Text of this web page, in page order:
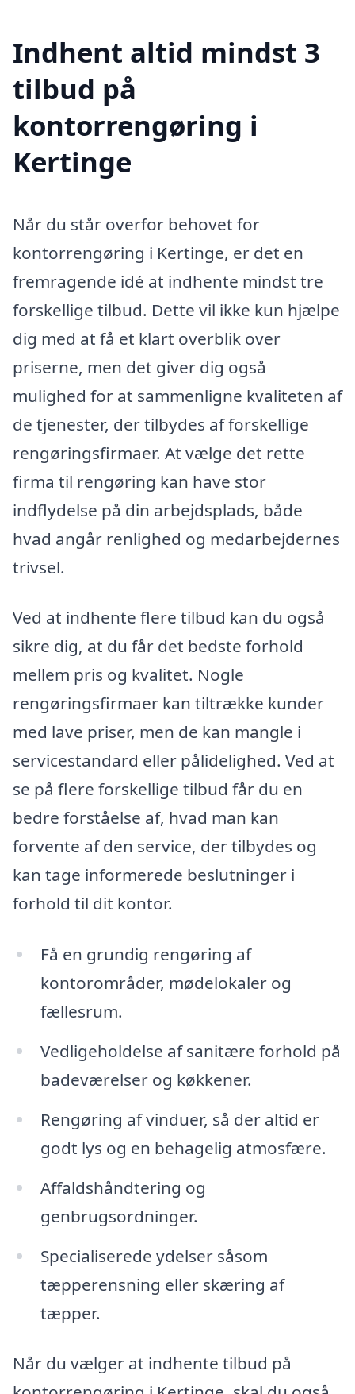
Indhent altid mindst 3
tilbud på
kontorrengøring i
Kertinge
Når du står overfor behovet for
kontorrengøring i Kertinge, er det en
fremragende idé at indhente mindst tre
forskellige tilbud. Dette vil ikke kun hjælpe
dig med at få et klart overblik over
priserne, men det giver dig også
mulighed for at sammenligne kvaliteten af
de tjenester, der tilbydes af forskellige
rengøringsfirmaer. At vælge det rette
firma til rengøring kan have stor
indflydelse på din arbejdsplads, både
hvad angår renlighed og medarbejdernes
trivsel.
Ved at indhente flere tilbud kan du også
sikre dig, at du får det bedste forhold
mellem pris og kvalitet. Nogle
rengøringsfirmaer kan tiltrække kunder
med lave priser, men de kan mangle i
servicestandard eller pålidelighed. Ved at
se på flere forskellige tilbud får du en
bedre forståelse af, hvad man kan
forvente af den service, der tilbydes og
kan tage informerede beslutninger i
forhold til dit kontor.
Få en grundig rengøring af
kontorområder, mødelokaler og
fællesrum.
Vedligeholdelse af sanitære forhold på
badeværelser og køkkener.
Rengøring af vinduer, så der altid er
godt lys og en behagelig atmosfære.
Affaldshåndtering og
genbrugsordninger.
Specialiserede ydelser såsom
tæpperensning eller skæring af
tæpper.
Når du vælger at indhente tilbud på